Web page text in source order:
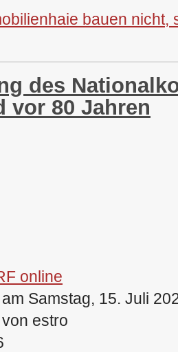
bauen nicht,
des
vor 80 Jahren
online
Samstag, 15. Juli
estro